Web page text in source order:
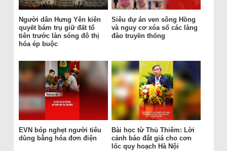
Người dân Hưng Yên kiên
quyết bám trụ giữ đất tổ
tiên trước làn sóng đô thị
hóa ép buộc
Siêu dự án ven sông Hồng
và nguy cơ xóa sổ các làng
đào truyền thống
EVN bóp nghẹt người tiêu
dùng bằng hóa đơn điện
Bài học từ Thủ Thiêm: Lời
cảnh báo đắt giá cho cơn
lốc quy hoạch Hà Nội